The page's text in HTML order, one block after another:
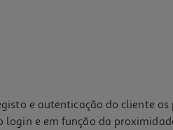
e autenticação do cliente
e em função da